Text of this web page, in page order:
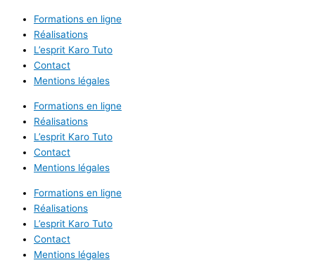
Formations en ligne
Réalisations
L’esprit Karo Tuto
Contact
Mentions légales
Formations en ligne
Réalisations
L’esprit Karo Tuto
Contact
Mentions légales
Formations en ligne
Réalisations
L’esprit Karo Tuto
Contact
Mentions légales